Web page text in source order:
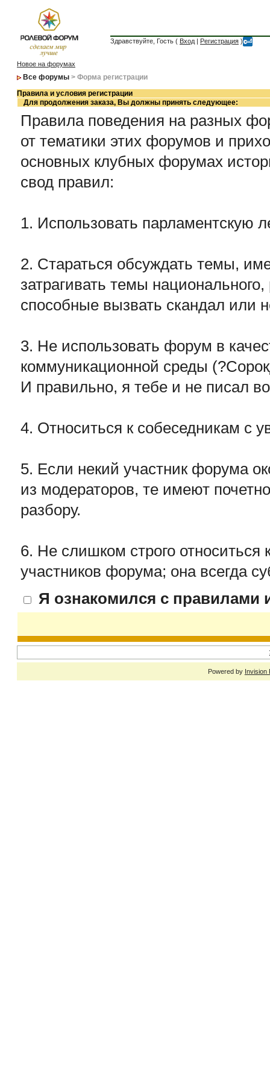
Здравствуйте, Гость ( Вход | Регистрация )
Новое на форумах
Все форумы > Форма регистрации
Правила и условия регистрации
Для продолжения заказа, Вы должны принять следующее:
Правила поведения на разных
от тематики этих форумов и
основных клубных форумах
свод правил:
1. Использовать парламентскую
2. Стараться обсуждать темы,
затрагивать темы
способные вызвать скандал или
3. Не использовать форум в
коммуникационной среды
И правильно, я тебе и не писал
4. Относиться к собеседникам с
5. Если некий участник форума
из модераторов, те имеют
разбору.
6. Не слишком строго относиться
участников форума; она всегда
Я ознакомился с правилами
Powered by Invision